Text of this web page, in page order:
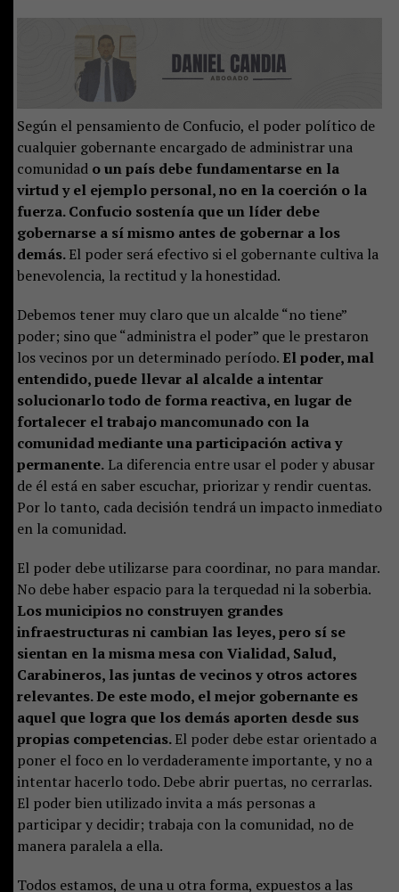
Según el pensamiento de Confucio, el poder político de
cualquier gobernante encargado de administrar una
comunidad o un país debe fundamentarse en la
virtud y el ejemplo personal, no en la coerción o la
fuerza. Confucio sostenía que un líder debe
gobernarse a sí mismo antes de gobernar a los
demás.El poder será efectivo si el gobernante cultiva la
benevolencia, la rectitud y la honestidad.
Debemos tener muy claro que un alcalde “no tiene”
poder; sino que “administra el poder” que le prestaron
los vecinos por un determinado período. El poder, mal
entendido, puede llevar al alcalde a intentar
solucionarlo todo de forma reactiva, en lugar de
fortalecer el trabajo mancomunado con la
comunidad mediante una participación activa y
permanente.La diferencia entre usar el poder y abusar
de él está en saber escuchar, priorizar y rendir cuentas.
Por lo tanto, cada decisión tendrá un impacto inmediato
en la comunidad.
El poder debe utilizarse para coordinar, no para mandar.
No debe haber espacio para la terquedad ni la soberbia.
Los municipios no construyen grandes
infraestructuras ni cambian las leyes, pero sí se
sientan en la misma mesa con Vialidad, Salud,
Carabineros, las juntas de vecinos y otros actores
relevantes. De este modo, el mejor gobernante es
aquel que logra que los demás aporten desde sus
propias competencias.El poder debe estar orientado a
poner el foco en lo verdaderamente importante, y no a
intentar hacerlo todo. Debe abrir puertas, no cerrarlas.
El poder bien utilizado invita a más personas a
participar y decidir; trabaja con la comunidad, no de
manera paralela a ella.
Todos estamos, de una u otra forma, expuestos a las